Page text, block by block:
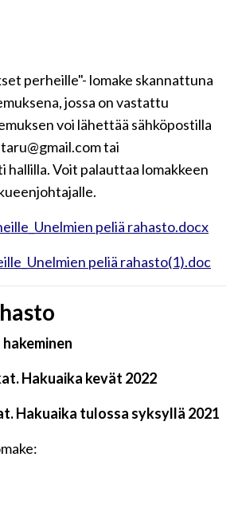
perheille"- lomake skannattuna
jossa on vastattu
voi lähettää sähköpostilla
tai
hallilla. Voit palauttaa lomakkeen
peliä rahasto.docx
peliä rahasto(1).doc
Hakuaika kevät 2022
Hakuaika tulossa syksyllä 2021